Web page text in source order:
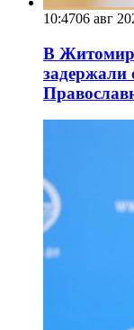
10:4706 авг
В
задержали